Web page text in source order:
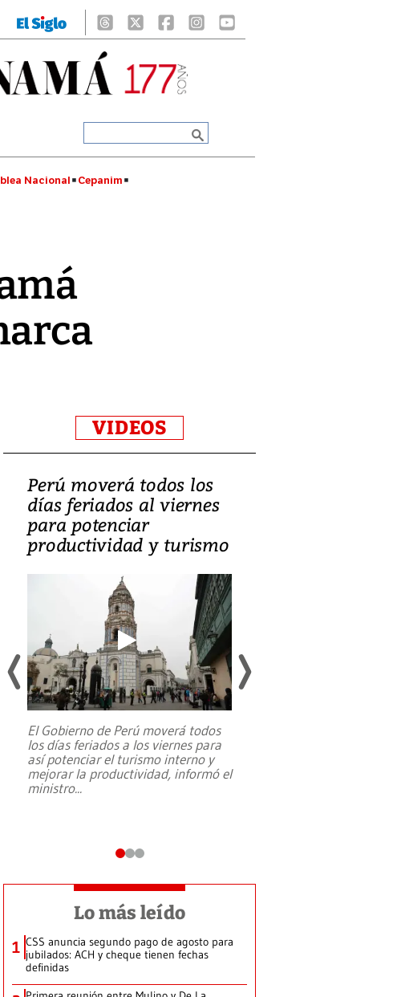
Nacional Cepanim
VIDEOS
Perú moverá todos los
días feriados al viernes
para potenciar
productividad y turismo
El Gobierno de Perú moverá todos
los días feriados a los viernes para
así potenciar el turismo interno y
mejorar la productividad, informó el
ministro...
Lo más leído
1 CSS anuncia segundo pago de agosto para
jubilados: ACH y cheque tienen fechas
definidas